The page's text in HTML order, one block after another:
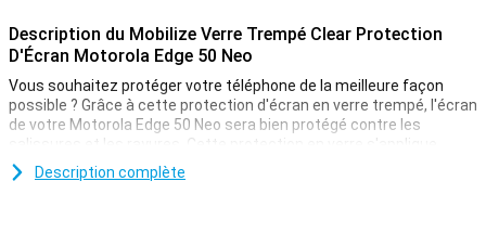
Description du Mobilize Verre Trempé Clear Protection
D'Écran Motorola Edge 50 Neo
Vous souhaitez protéger votre téléphone de la meilleure façon
possible ? Grâce à cette protection d'écran en verre trempé, l'écran
de votre Motorola Edge 50 Neo sera bien protégé contre les
salissures et les rayures. Cette protection en verre s'applique
facilement et évite d'endommager votre appareil.
Description complète